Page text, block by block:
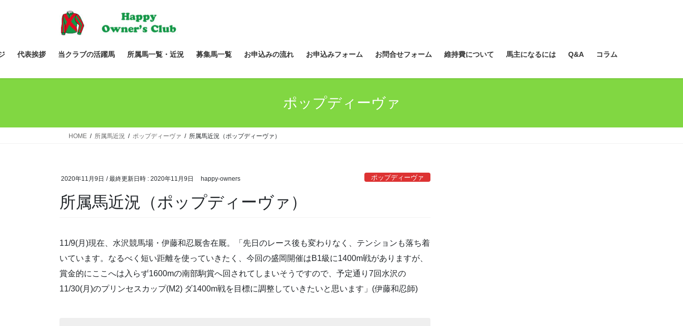
ツ
ス
シ
ン
代表挨拶 当クラブの活躍馬 所属馬一覧・近況 募集馬一覧 お申込みの流れ お申込みフォーム お問合せフォーム 維持費について 馬主になるには Q&A コラム
ポップディーヴァ
HOME 所属馬近況 ポップディーヴァ 所属馬近況（ポップディーヴァ）
2020年11月9日 / 最終更新日時 : 2020年11月9日 happy-owners ポップディーヴァ
所属馬近況（ポップディーヴァ）
11/9(月)現在、水沢競馬場・伊藤和忍厩舎在厩。「先日のレース後も変わりなく、テンションも落ち着
いています。なるべく短い距離を使っていきたく、今回の盛岡開催はB1級に1400m戦がありますが、
賞金的にここへは入らず1600mの南部駒賞へ回されてしまいそうですので、予定通り7回水沢の
11/30(月)のプリンセスカップ(M2) ダ1400m戦を目標に調整していきたいと思います」(伊藤和忍師)